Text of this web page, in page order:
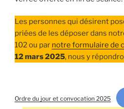
Les personnes qui désirent
priées de les déposer dans
102 ou par notre formulaire de
12 mars 2025, nous y
Ordre du jour et convocation 2025